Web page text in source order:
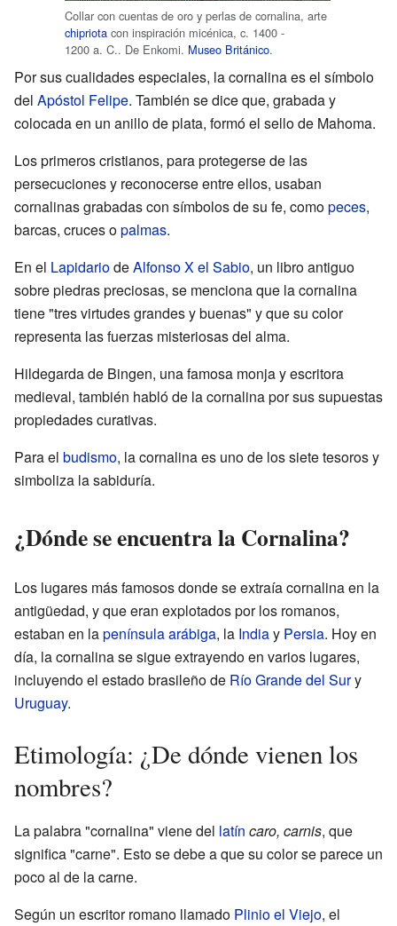
Collar con cuentas de oro y perlas de cornalina, arte
chipriota con inspiración micénica, c. 1400 -
1200 a. C.. De Enkomi. Museo Británico.
Por sus cualidades especiales, la cornalina es el símbolo
del Apóstol Felipe. También se dice que, grabada y
colocada en un anillo de plata, formó el sello de Mahoma.
Los primeros cristianos, para protegerse de las
persecuciones y reconocerse entre ellos, usaban
cornalinas grabadas con símbolos de su fe, comopeces,
barcas, cruces opalmas.
En el LapidariodeAlfonso X el Sabio, un libro antiguo
sobre piedras preciosas, se menciona que la cornalina
tiene "tres virtudes grandes y buenas" y que su color
representa las fuerzas misteriosas del alma.
Hildegarda de Bingen, una famosa monja y escritora
medieval, también habló de la cornalina por sus supuestas
propiedades curativas.
Para el budismo, la cornalina es uno de los siete tesoros y
simboliza la sabiduría.
¿Dónde se encuentra la Cornalina?
Los lugares más famosos donde se extraía cornalina en la
antigüedad, y que eran explotados por los romanos,
estaban en lapenínsula arábiga, la Indiay Persia. Hoy en
día, la cornalina se sigue extrayendo en varios lugares,
incluyendo el estado brasileño de Río Grande del Sury
Uruguay.
Etimología: ¿De dónde vienen los
nombres?
La palabra "cornalina" viene del latín caro, carnis, que
significa "carne". Esto se debe a que su color se parece un
poco al de la carne.
Según un escritor romano llamado Plinio el Viejo, el